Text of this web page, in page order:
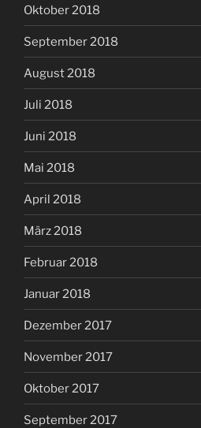
Oktober 2018
September 2018
August 2018
Juli 2018
Juni 2018
Mai 2018
April 2018
März 2018
Februar 2018
Januar 2018
Dezember 2017
November 2017
Oktober 2017
September 2017